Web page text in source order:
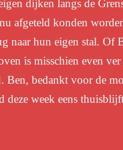
dijken langs de
afgeteld konden
naar hun eigen stal.
is misschien even
Ben, bedankt voor de
deze week eens